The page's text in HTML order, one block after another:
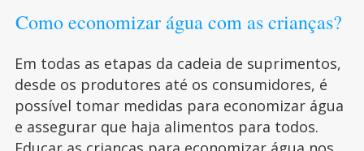
Como economizar água com as crianças?
Em todas as etapas da cadeia de suprimentos,
desde os produtores até os consumidores, é
possível tomar medidas para economizar água
e assegurar que haja alimentos para todos.